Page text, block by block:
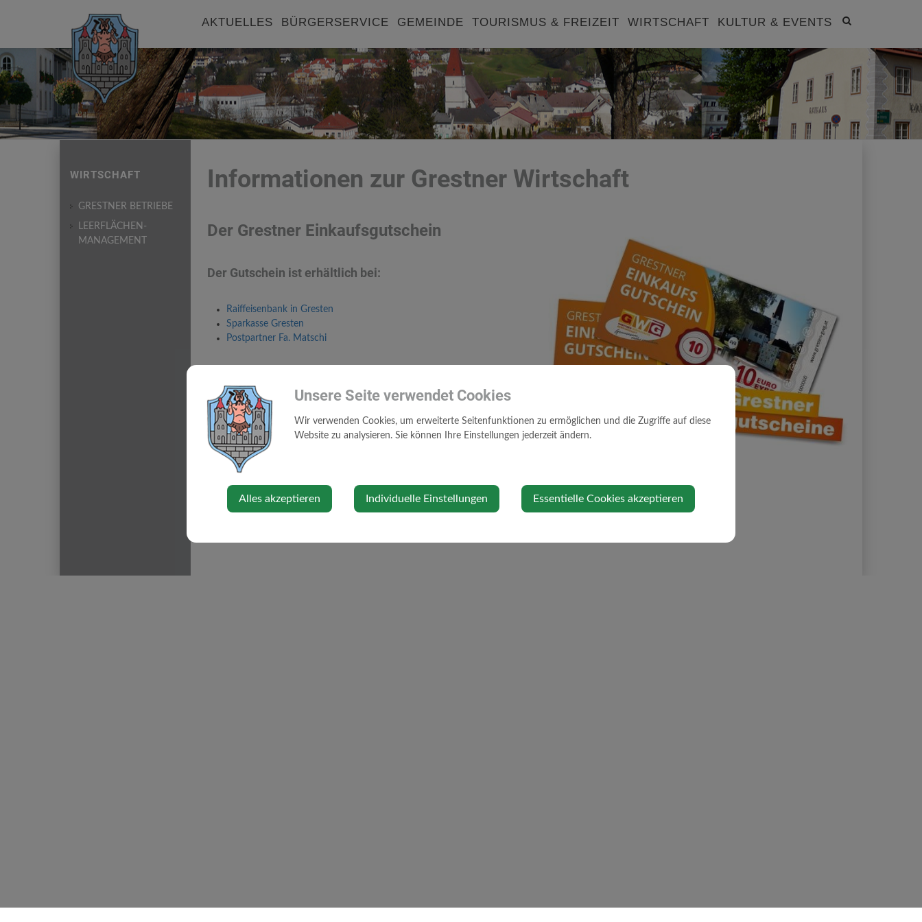
Site
toggle
AKTUELLES BÜRGERSERVICE GEMEINDE TOURISMUS & FREIZEIT WIRTSCHAFT KULTUR & EVENTS
Informationen zur Grestner Wirtschaft
Der Grestner Einkaufsgutschein
Der Gutschein ist erhältlich bei:
Raiffeisenbank in Gresten
Sparkasse Gresten
Postpartner Fa. Matschi
Einlösbar in allen Betrieben der GWG
GRESTNER BETRIEBE IMMOBILIENSUCHE
WIRTSCHAFT
GRESTNER BETRIEBE
LEERFLÄCHEN-
MANAGEMENT
Unsere Seite verwendet Cookies
Wir verwenden Cookies, um erweiterte Seitenfunktionen zu ermöglichen und die Zugriffe auf diese
Website zu analysieren. Sie können Ihre Einstellungen jederzeit ändern.
Alles akzeptieren Individuelle Einstellungen Essentielle Cookies akzeptieren